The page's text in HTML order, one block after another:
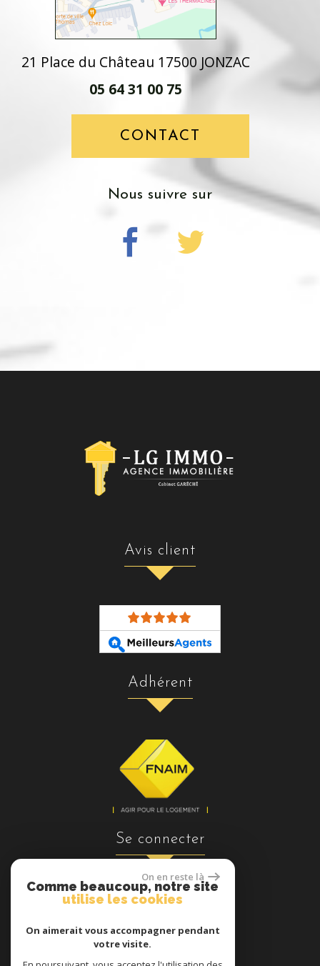
21 Place du Château 17500 JONZAC
05 64 31 00 75
CONTACT
nous suivre sur
avis client
adhérent
se connecter
On en reste là
Comme beaucoup, notre site
utilise les cookies
On aimerait vous accompagner pendant
votre visite.